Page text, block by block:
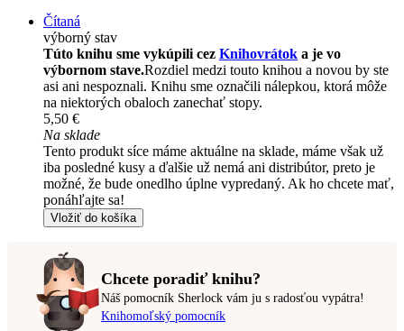
Čítaná
výborný stav
Túto knihu sme vykúpili cez Knihovrátok a je vo
výbornom stave.Rozdiel medzi touto knihou a novou by ste
asi ani nespoznali. Knihu sme označili nálepkou, ktorá môže
na niektorých obaloch zanechať stopy.
5,50 €
Na sklade
Tento produkt síce máme aktuálne na sklade, máme však už
iba posledné kusy a ďalšie už nemá ani distribútor, preto je
možné, že bude onedlho úplne vypredaný. Ak ho chcete mať,
ponáhľajte sa!
Vložiť do košíka
Chcete poradiť knihu?
Náš pomocník Sherlock vám ju s radosťou vypátra!
Knihomoľský pomocník